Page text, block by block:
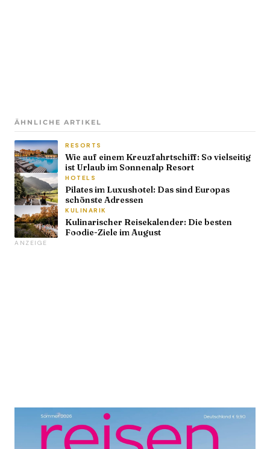
ÄHNLICHE ARTIKEL
RESORTS
Wie auf einem Kreuzfahrtschiff: So vielseitig
ist Urlaub im Sonnenalp Resort
HOTELS
Pilates im Luxushotel: Das sind Europas
schönste Adressen
KULINARIK
Kulinarischer Reisekalender: Die besten
Foodie-Ziele im August
ANZEIGE